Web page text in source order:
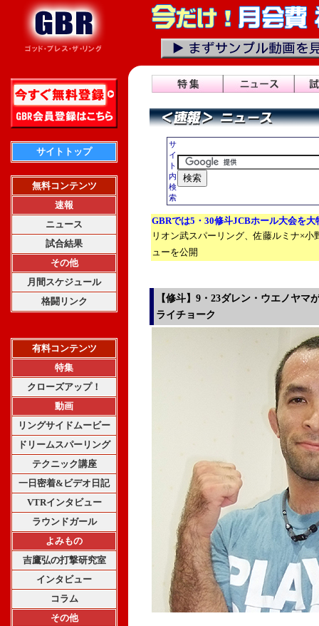
サイトトップ
無料コンテンツ
速報
ニュース
試合結果
その他
月間スケジュール
格闘リンク
有料コンテンツ
特集
クローズアップ！
動画
リングサイドムービー
ドリームスパーリング
テクニック講座
一日密着&ビデオ日記
VTRインタビュー
ラウンドガール
よみもの
吉鷹弘の打撃研究室
インタビュー
コラム
その他
サ
イ
ト
内
検
索
GBRでは5・30修斗JCBホール大会を大
リオン武スパーリング、佐藤ルミナ×
ューを公開
【修斗】9・23ダレン・ウエノヤマ
ライチョーク